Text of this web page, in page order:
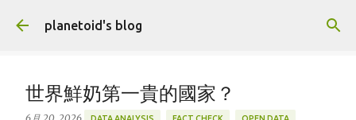
跳到主要內容
planetoid's blog
世界鮮奶第一貴的國家？